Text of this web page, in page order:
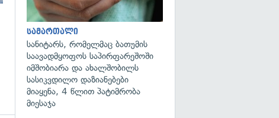
სამართალი
სანიტარს, რომელმაც ბათუმის
საავადმყოფოს საპირფარეშოში
იმშობიარა და ახალშობილს
სასიკვდილო დაზიანებები
მიაყენა, 4 წლით პატიმრობა
მიესაჯა